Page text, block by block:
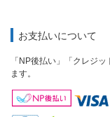
お支払いについて
「NP後払い」「クレジ
ます。